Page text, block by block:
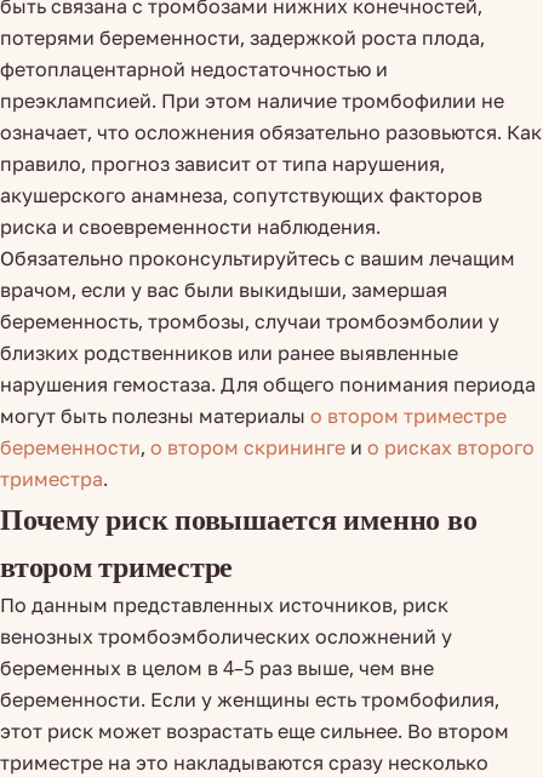
быть связана с тромбозами нижних конечностей,
потерями беременности, задержкой роста плода,
фетоплацентарной недостаточностью и
преэклампсией. При этом наличие тромбофилии не
означает, что осложнения обязательно разовьются. Как
правило, прогноз зависит от типа нарушения,
акушерского анамнеза, сопутствующих факторов
риска и своевременности наблюдения.
Обязательно проконсультируйтесь с вашим лечащим
врачом, если у вас были выкидыши, замершая
беременность, тромбозы, случаи тромбоэмболии у
близких родственников или ранее выявленные
нарушения гемостаза. Для общего понимания периода
могут быть полезны материалы о втором триместре
беременности, о втором скрининге и о рисках второго
триместра.
Почему риск повышается именно во
втором триместре
По данным представленных источников, риск
венозных тромбоэмболических осложнений у
беременных в целом в 4–5 раз выше, чем вне
беременности. Если у женщины есть тромбофилия,
этот риск может возрастать еще сильнее. Во втором
триместре на это накладываются сразу несколько